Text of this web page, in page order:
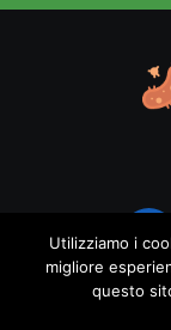
Utilizziamo i
migliore
questo